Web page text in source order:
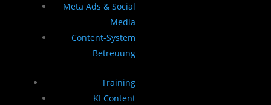
Meta Ads & Social
Media
Content-System
Betreuung
Training
KI Content